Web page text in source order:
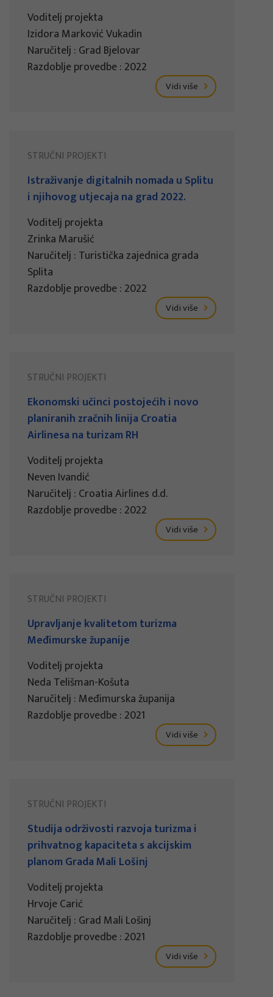
Voditelj projekta
Izidora Marković Vukadin
Naručitelj : Grad Bjelovar
Razdoblje provedbe : 2022
Vidi više
STRUČNI PROJEKTI
Istraživanje digitalnih nomada u Splitu
i njihovog utjecaja na grad 2022.
Voditelj projekta
Zrinka Marušić
Naručitelj : Turistička zajednica grada
Splita
Razdoblje provedbe : 2022
Vidi više
STRUČNI PROJEKTI
Ekonomski učinci postojećih i novo
planiranih zračnih linija Croatia
Airlinesa na turizam RH
Voditelj projekta
Neven Ivandić
Naručitelj : Croatia Airlines d.d.
Razdoblje provedbe : 2022
Vidi više
STRUČNI PROJEKTI
Upravljanje kvalitetom turizma
Međimurske županije
Voditelj projekta
Neda Telišman-Košuta
Naručitelj : Međimurska županija
Razdoblje provedbe : 2021
Vidi više
STRUČNI PROJEKTI
Studija održivosti razvoja turizma i
prihvatnog kapaciteta s akcijskim
planom Grada Mali Lošinj
Voditelj projekta
Hrvoje Carić
Naručitelj : Grad Mali Lošinj
Razdoblje provedbe : 2021
Vidi više